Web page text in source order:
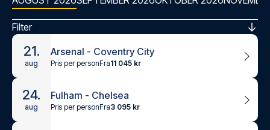
Filter
21.
aug
Arsenal - Coventry City
Pris per personFra11 045 kr
24.
aug
Fulham - Chelsea
Pris per personFra3 095 kr